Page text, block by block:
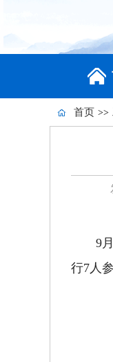
首页 >>
9
行7人